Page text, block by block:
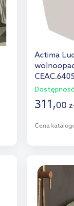
Actima
311,00
Cena